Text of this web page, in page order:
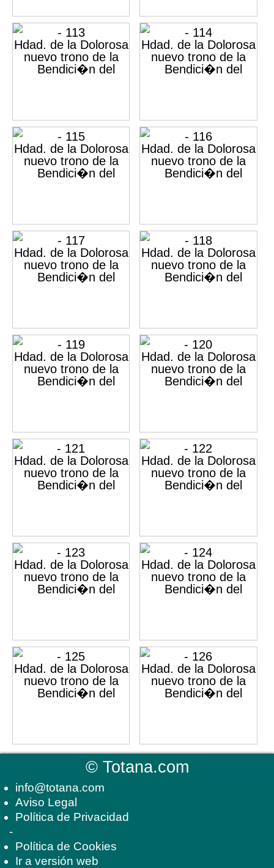
©Totana.com
info@totana.com
Aviso Legal
Política de Privacidad
-
Política de Cookies
Ir a versión web